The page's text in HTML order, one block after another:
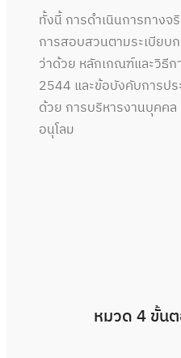
ทั้งนี้ การดำเนินการทางจ
การสอบสวนตามระเบียบ
ว่าด้วย หลักเกณฑ์และวิธี
2544 และข้อบังคับการป
ด้วย การบริหารงานบุคค
อนุโลม
หมวด 4 ขั้น